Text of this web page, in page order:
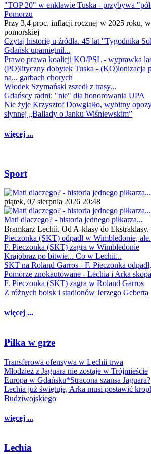
"TOP 20" w enklawie Tuska - przybywa
Pomorzu
Przy 3,4 proc. inflacji rocznej w 2025 roku,
pomorskiej
Czytaj historię u źródła. 45 lat "Tygodnika
Gdańsk upamiętnił...
Prawo prawa koalicji KO/PSL - wyprawka
(PO)lityczny dobytek Tuska - (KO)lonizacja
na... garbach chorych
Włodek Szymański zszedł z trasy...
Gdańscy radni: "nie" dla honorowania UPA
Nie żyje Krzysztof Dowgiałło, wybitny
słynnej „Ballady o Janku Wiśniewskim”
więcej ...
Sport
piątek, 07 sierpnia 2026 20:48
Mati dlaczego? - historia jednego piłkarza...
Bramkarz Lechii. Od A-klasy do Ekstraklasy.
Pieczonka (SKT) odpadł w Wimbledonie,
F. Pieczonka (SKT) zagra w Wimbledonie
Krajobraz po bitwie... Co w Lechii...
SKT na Roland Garros - F. Pieczonka
Pomorze znokautowane - Lechia i Arka
F. Pieczonka (SKT) zagra w Roland Garros
Z różnych boisk i stadionów Jerzego Geberta
więcej ...
Piłka w grze
Transferowa ofensywa w Lechii trwa
Młodzież z Jaguara nie zostaje w Trójmieście
Europa w Gdańsku*Stracona szansa Jaguara?
Lechia już świętuje, Arka musi postawić
Budziwojskiego
więcej ...
Lechia